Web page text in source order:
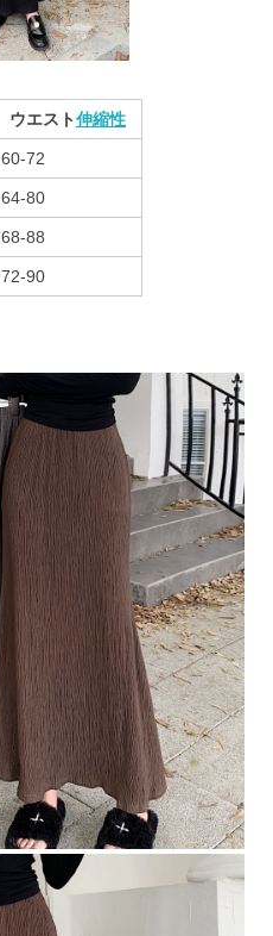
ウエスト伸縮性
60-72
64-80
68-88
72-90